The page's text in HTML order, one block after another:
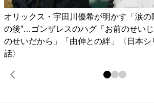
オリックス・宇田川優希が明かす「涙の
の後”…ゴンザレスのハグ「お前のせい
のせいだから」「由伸との絆」〈日本シ
話〉